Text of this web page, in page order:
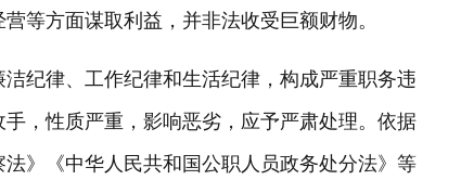
等方面谋取利益，并非法收受巨额财物。
纪律、工作纪律和生活纪律，构成严重职务违
，性质严重，影响恶劣，应予严肃处理。依据
》《中华人民共和国公职人员政务处分法》等